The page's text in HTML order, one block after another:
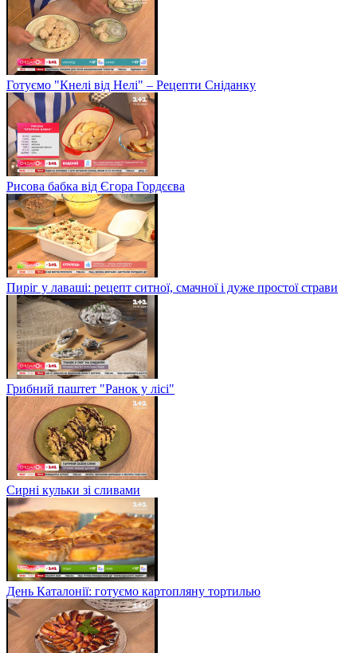
Готуємо "Кнелі від Нелі" – Рецепти Сніданку
Рисова бабка від Єгора Гордєєва
Пиріг у лаваші: рецепт ситної, смачної і дуже простої страви
Грибний паштет "Ранок у лісі"
Сирні кульки зі сливами
День Каталонії: готуємо картопляну тортилью